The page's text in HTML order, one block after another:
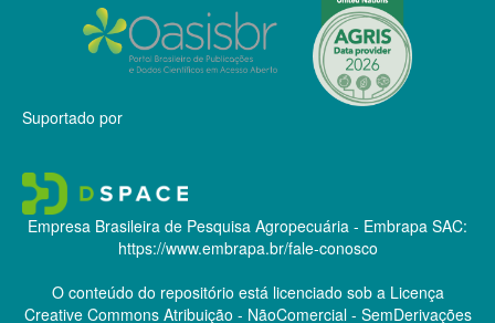
Suportado por
Empresa Brasileira de Pesquisa Agropecuária - Embrapa SAC:
https://www.embrapa.br/fale-conosco
O conteúdo do repositório está licenciado sob a Licença
Creative CommonsAtribuição - NãoComercial - SemDerivações